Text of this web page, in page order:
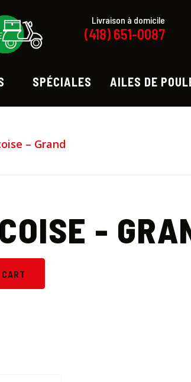
Livraison à domicile
(418) 651-0087
SPÉCIALES AILES DE
– Grand
-